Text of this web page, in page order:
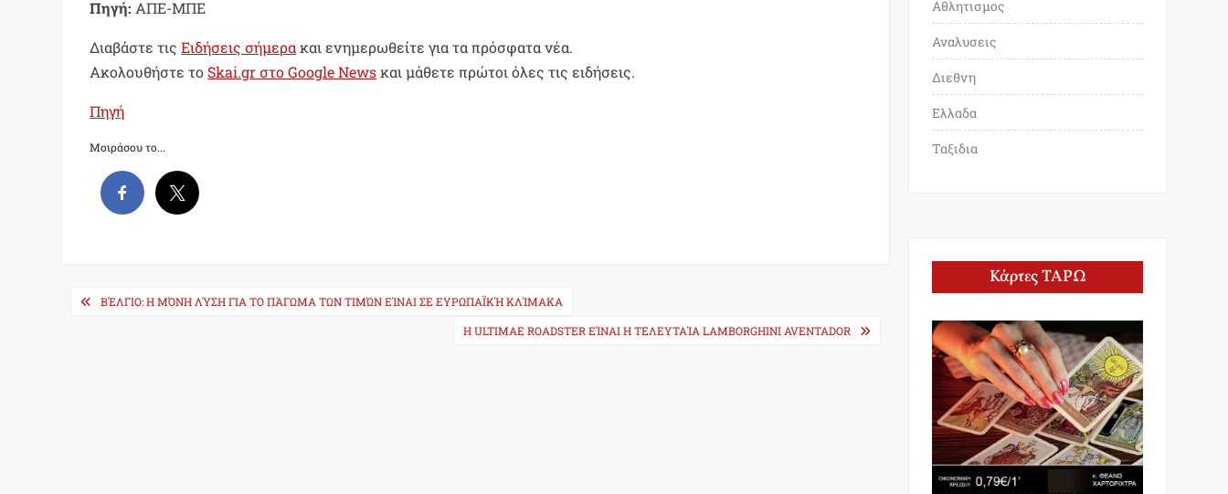
Πηγή: ΑΠΕ-ΜΠΕ
Διαβάστε τιςΕιδήσεις σήμερακαι ενημερωθείτε για τα πρόσφατα νέα.
Ακολουθήστε το Skai.gr στο Google Newsκαι μάθετε πρώτοι όλες τις ειδήσεις.
Πηγή
Μοιράσου το...
PostΒΈΛΓΙΟ: Η ΜΌΝΗ ΛΎΣΗ ΓΙΑ ΤΟ ΠΆΓΩΜΑ ΤΩΝ ΤΙΜΏΝ ΕΊΝΑΙ ΣΕ ΕΥΡΩΠΑΪΚΉ ΚΛΊΜΑΚΑ
Η ULTIMAE ROADSTER ΕΊΝΑΙ Η ΤΕΛΕΥΤΑΊΑ LAMBORGHINI AVENTADOR
Αθλητισμος
Αναλυσεις
Διεθνη
Ελλαδα
Ταξιδια
Κάρτες ΤΑΡΩ